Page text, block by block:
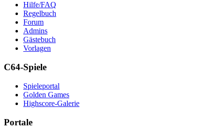
Hilfe/FAQ
Regelbuch
Forum
Admins
Gästebuch
Vorlagen
C64-Spiele
Spieleportal
Golden Games
Highscore-Galerie
Portale